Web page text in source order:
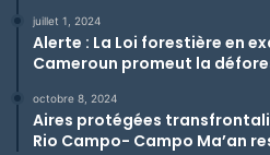
juillet 1, 2024
Alerte : La Loi forestière en
Cameroun promeut la
octobre 8, 2024
Aires protégées
Rio Campo- Campo Ma’an